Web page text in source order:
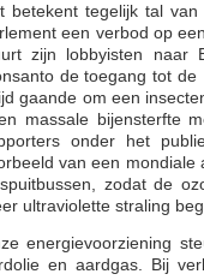
betekent tegelijk tal
een verbod op
zijn lobbyisten naar
de toegang tot
gaande om een
massale bijensterfte
onder het
van een mondiale
zodat de
ultraviolette straling
energievoorziening
en aardgas. Bij